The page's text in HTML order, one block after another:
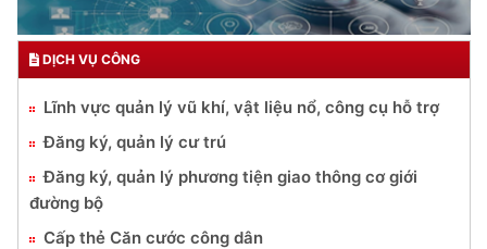
DỊCH VỤ CÔNG
Lĩnh vực quản lý vũ khí, vật liệu nổ, công cụ hỗ trợ
Đăng ký, quản lý cư trú
Đăng ký, quản lý phương tiện giao thông cơ giới
đường bộ
Cấp thẻ Căn cước công dân